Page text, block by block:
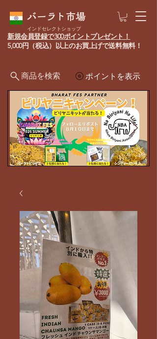
バーラト市場
ポイントを表示
新規会員登録で300ポイントプレゼント！
5,000円（税込）以上のお買上げで送料無料！
インドセレクトショップ
商品を検索